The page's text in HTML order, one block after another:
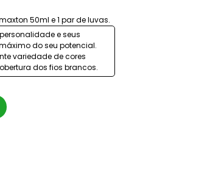
50ml e 1 par de luvas.
e seus
do seu potencial.
variedade de cores
dos fios brancos.